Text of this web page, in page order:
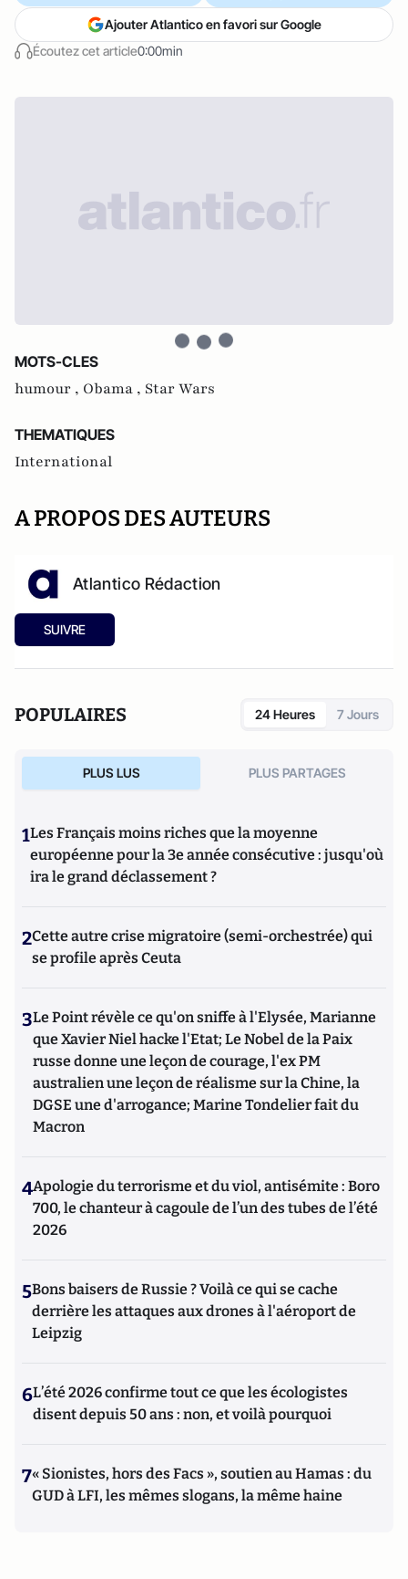
Écoutez cet article0:00min
Ajouter Atlantico en favori sur Google
MOTS-CLES
humour , Obama , Star Wars
THEMATIQUES
International
A PROPOS DES AUTEURS
Atlantico Rédaction
SUIVRE
POPULAIRES 24 Heures 7 Jours
PLUS LUS PLUS PARTAGES
1Les Français moins riches que la moyenne
européenne pour la 3e année consécutive : jusqu'où
ira le grand déclassement ?
2Cette autre crise migratoire (semi-orchestrée) qui
se profile après Ceuta
3Le Point révèle ce qu'on sniffe à l'Elysée, Marianne
que Xavier Niel hacke l'Etat; Le Nobel de la Paix
russe donne une leçon de courage, l'ex PM
australien une leçon de réalisme sur la Chine, la
DGSE une d'arrogance; Marine Tondelier fait du
Macron
4Apologie du terrorisme et du viol, antisémite : Boro
700, le chanteur à cagoule de l’un des tubes de l’été
2026
5Bons baisers de Russie ? Voilà ce qui se cache
derrière les attaques aux drones à l'aéroport de
Leipzig
6L’été 2026 confirme tout ce que les écologistes
disent depuis 50 ans : non, et voilà pourquoi
7« Sionistes, hors des Facs », soutien au Hamas : du
GUD à LFI, les mêmes slogans, la même haine